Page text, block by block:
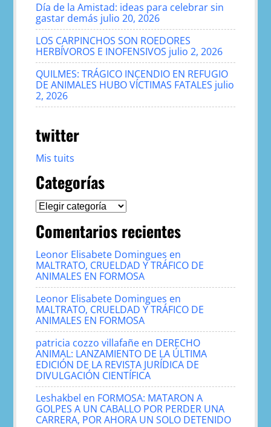
Día de la Amistad: ideas para celebrar sin
gastar demás julio 20, 2026
LOS CARPINCHOS SON ROEDORES
HERBÍVOROS E INOFENSIVOS julio 2, 2026
QUILMES: TRÁGICO INCENDIO EN REFUGIO
DE ANIMALES HUBO VÍCTIMAS FATALES julio
2, 2026
twitter
Mis tuits
Categorías
Categorías
Comentarios recientes
Leonor Elisabete Domingues en
MALTRATO, CRUELDAD Y TRÁFICO DE
ANIMALES EN FORMOSA
Leonor Elisabete Domingues en
MALTRATO, CRUELDAD Y TRÁFICO DE
ANIMALES EN FORMOSA
patricia cozzo villafañe en DERECHO
ANIMAL: LANZAMIENTO DE LA ÚLTIMA
EDICIÓN DE LA REVISTA JURÍDICA DE
DIVULGACIÓN CIENTÍFICA
Leshakbel en FORMOSA: MATARON A
GOLPES A UN CABALLO POR PERDER UNA
CARRERA, POR AHORA UN SOLO DETENIDO